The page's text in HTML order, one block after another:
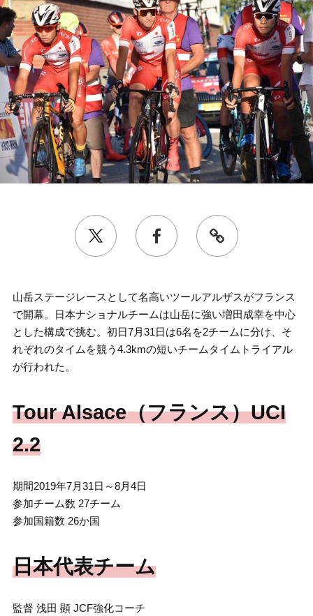
山岳ステージレースとして名高いツールアルザスがフランス
で開幕。日本ナショナルチームは山岳に強い増田成幸を中心
とした構成で挑む。初日7月31日は6名を2チームに分け、そ
れぞれのタイムを競う4.3kmの短いチームタイムトライアル
が行われた。
Tour Alsace（フランス）UCI
2.2
期間2019年7月31日～8月4日
参加チーム数 27チーム
参加国籍数 26か国
日本代表チーム
監督 浅田 顕 JCF強化コーチ